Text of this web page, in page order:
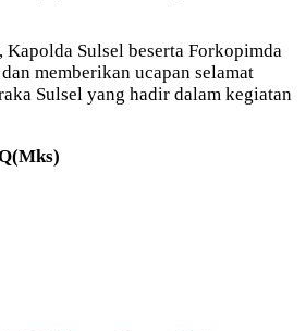
Kapolda Sulsel beserta Forkopimda
memberikan ucapan selamat
Sulsel yang hadir dalam kegiatan